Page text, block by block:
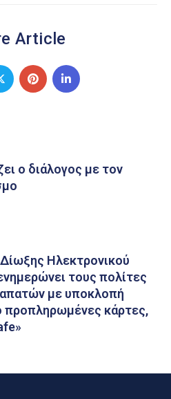
Article
ο διάλογος με τον
Ηλεκτρονικού
τους πολίτες
με υποκλοπή
κάρτες,